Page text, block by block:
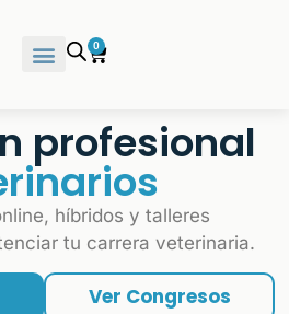
0
profesional
híbridos y talleres
tu carrera veterinaria.
Ver Congresos